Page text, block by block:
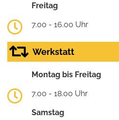
Freitag
7.00 - 16.00 Uhr
Werkstatt
Montag bis Freitag
7.00 - 18.00 Uhr
Samstag